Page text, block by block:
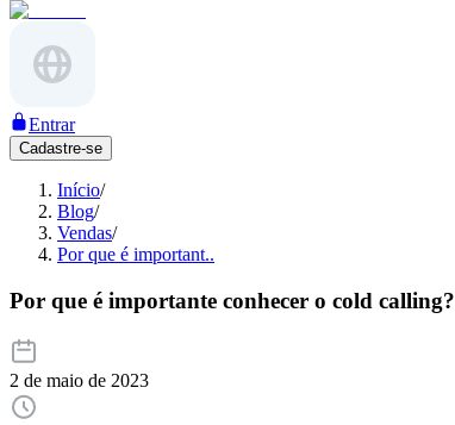
Entrar
Cadastre-se
Início/
Blog/
Vendas/
Por que é important..
Por que é importante conhecer o cold calling?
2 de maio de 2023